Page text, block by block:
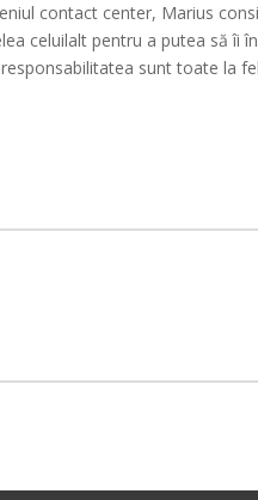
contact center, Marius
celuilalt pentru a putea să îi
sunt toate la